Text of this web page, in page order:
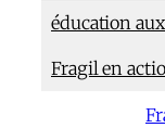
éducation
Fragil en